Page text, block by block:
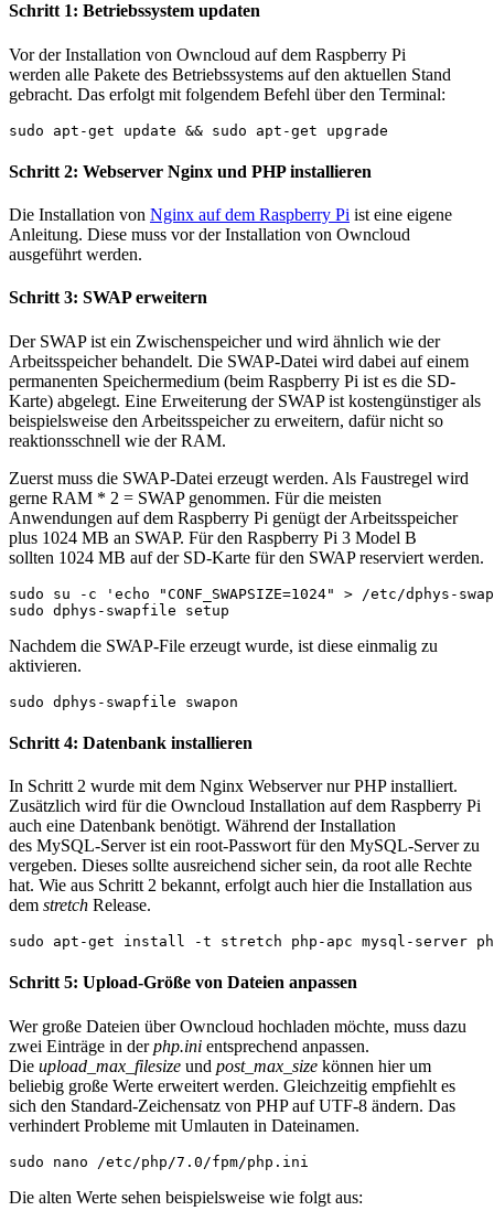
Schritt 1: Betriebssystem updaten
Vor der Installation von Owncloud auf dem Raspberry Pi
werden alle Pakete des Betriebssystems auf den aktuellen Stand
gebracht. Das erfolgt mit folgendem Befehl über den Terminal:
sudo apt-get update && sudo apt-get upgrade
Schritt 2: Webserver Nginx und PHP installieren
Die Installation von Nginx auf dem Raspberry Pi ist eine eigene
Anleitung. Diese muss vor der Installation von Owncloud
ausgeführt werden.
Schritt 3: SWAP erweitern
Der SWAP ist ein Zwischenspeicher und wird ähnlich wie der
Arbeitsspeicher behandelt. Die SWAP-Datei wird dabei auf einem
permanenten Speichermedium (beim Raspberry Pi ist es die SD-
Karte) abgelegt. Eine Erweiterung der SWAP ist kostengünstiger als
beispielsweise den Arbeitsspeicher zu erweitern, dafür nicht so
reaktionsschnell wie der RAM.
Zuerst muss die SWAP-Datei erzeugt werden. Als Faustregel wird
gerne RAM * 2 = SWAP genommen. Für die meisten
Anwendungen auf dem Raspberry Pi genügt der Arbeitsspeicher
plus 1024 MB an SWAP. Für den Raspberry Pi 3 Model B
sollten 1024 MB auf der SD-Karte für den SWAP reserviert werden.
sudo su -c 'echo "CONF_SWAPSIZE=1024" > /etc/dphys-
sudo dphys-swapfile setup
Nachdem die SWAP-File erzeugt wurde, ist diese einmalig zu
aktivieren.
sudo dphys-swapfile swapon
Schritt 4: Datenbank installieren
In Schritt 2 wurde mit dem Nginx Webserver nur PHP installiert.
Zusätzlich wird für die Owncloud Installation auf dem Raspberry Pi
auch eine Datenbank benötigt. Während der Installation
des MySQL-Server ist ein root-Passwort für den MySQL-Server zu
vergeben. Dieses sollte ausreichend sicher sein, da root alle Rechte
hat. Wie aus Schritt 2 bekannt, erfolgt auch hier die Installation aus
dem stretch Release.
sudo apt-get install -t stretch php-apc mysql-server
Schritt 5: Upload-Größe von Dateien anpassen
Wer große Dateien über Owncloud hochladen möchte, muss dazu
zwei Einträge in derphp.ini entsprechend anpassen.
Die upload_max_filesize und post_max_size können hier um
beliebig große Werte erweitert werden. Gleichzeitig empfiehlt es
sich den Standard-Zeichensatz von PHP auf UTF-8 ändern. Das
verhindert Probleme mit Umlauten in Dateinamen.
sudo nano /etc/php/7.0/fpm/php.ini
Die alten Werte sehen beispielsweise wie folgt aus: